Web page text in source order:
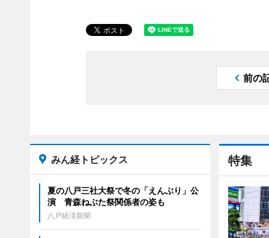
前の
特集
みん経トピックス
夏の八戸三社大祭で冬の「えんぶり」公
演 青森ねぶた祭関係者の姿も
八戸経済新聞